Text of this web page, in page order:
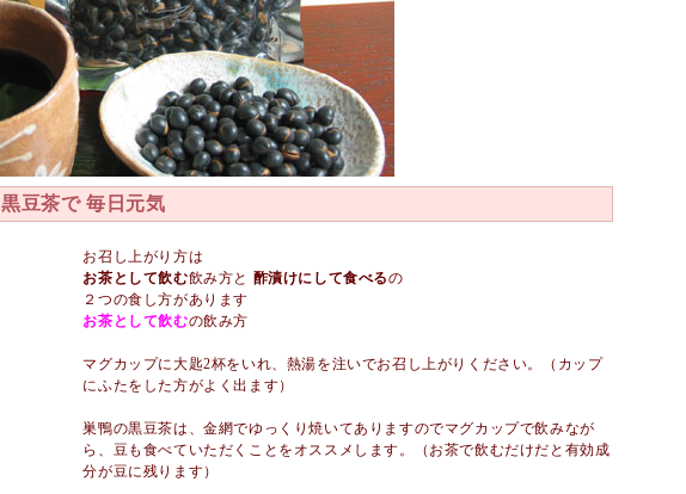
黒豆茶で 毎日元気
お召し上がり方は
お茶として飲む飲み方と 酢漬けにして食べるの
２つの食し方があります
お茶として飲むの飲み方
マグカップに大匙2杯をいれ、熱湯を注いでお召し上がりください。（カップ
にふたをした方がよく出ます）
巣鴨の黒豆茶は、金網でゆっくり焼いてありますのでマグカップで飲みなが
ら、豆も食べていただくことをオススメします。（お茶で飲むだけだと有効成
分が豆に残ります）